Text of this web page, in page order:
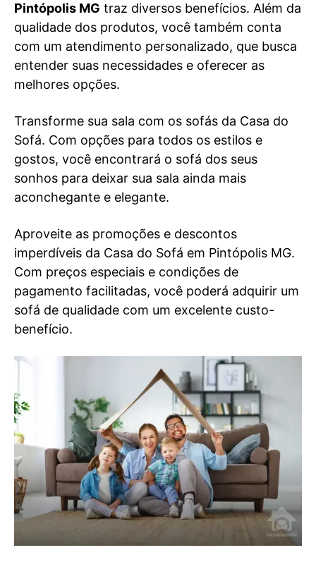
Pintópolis MG traz diversos benefícios. Além da
qualidade dos produtos, você também conta
com um atendimento personalizado, que busca
entender suas necessidades e oferecer as
melhores opções.
Transforme sua sala com os sofás da Casa do
Sofá. Com opções para todos os estilos e
gostos, você encontrará o sofá dos seus
sonhos para deixar sua sala ainda mais
aconchegante e elegante.
Aproveite as promoções e descontos
imperdíveis da Casa do Sofá em Pintópolis MG.
Com preços especiais e condições de
pagamento facilitadas, você poderá adquirir um
sofá de qualidade com um excelente custo-
benefício.